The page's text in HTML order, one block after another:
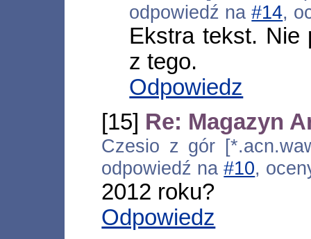
odpowiedź na#14,
Ekstra tekst. Nie
z tego.
Odpowiedz
[15] Re: Magazyn
Czesio z gór
odpowiedź na#10,
2012 roku?
Odpowiedz